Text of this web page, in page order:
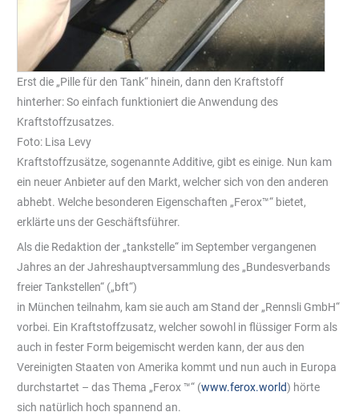
Erst die „Pille für den Tank“ hinein, dann den Kraftstoff
hinterher: So einfach funktioniert die Anwendung des
Kraftstoffzusatzes.
Foto: Lisa Levy
Kraftstoffzusätze, sogenannte Additive, gibt es einige. Nun kam
ein neuer Anbieter auf den Markt, welcher sich von den anderen
abhebt. Welche besonderen Eigenschaften „Ferox™“ bietet,
erklärte uns der Geschäftsführer.
Als die Redaktion der „tankstelle“ im September vergangenen
Jahres an der Jahreshauptversammlung des „Bundesverbands
freier Tankstellen“ („bft“)
in München teilnahm, kam sie auch am Stand der „Rennsli GmbH“
vorbei. Ein Kraftstoffzusatz, welcher sowohl in flüssiger Form als
auch in fester Form beigemischt werden kann, der aus den
Vereinigten Staaten von Amerika kommt und nun auch in Europa
durchstartet – das Thema „Ferox ™“ (www.ferox.world) hörte
sich natürlich hoch spannend an.